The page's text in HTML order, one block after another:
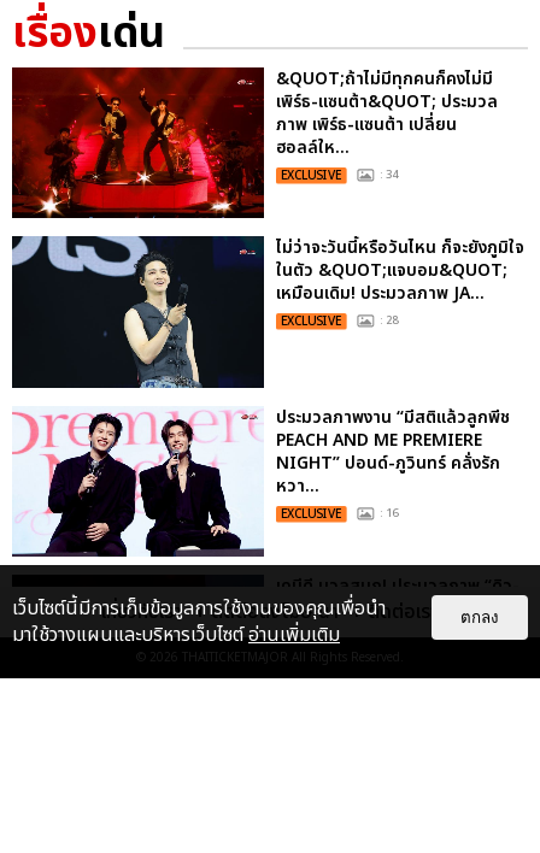
เรื่องเด่น
&QUOT;ถ้าไม่มีทุกคนก็คงไม่มี
เพิร์ธ-แซนต้า&QUOT; ประมวล
ภาพ เพิร์ธ-แซนต้า เปลี่ยน
ฮอลล์ให...
EXCLUSIVE : 34
ไม่ว่าจะวันนี้หรือวันไหน ก็จะยังภูมิใจ
ในตัว &QUOT;แจบอม&QUOT;
เหมือนเดิม! ประมวลภาพ JA...
EXCLUSIVE : 28
ประมวลภาพงาน “มีสติแล้วลูกพีช
PEACH AND ME PREMIERE
NIGHT” ปอนด์-ภูวินทร์ คลั่งรัก
หวา...
EXCLUSIVE : 16
เคมีดี มวลสนุก! ประมวลภาพ “ดิว-
ธี” เปิดตัวซีรีส์ “MR.KILL มังงะสั่ง
ตาย” ในงาน “MR.KILL...
EXCLUSIVE : 14
เกี่ยวกับเรา ติดต่อลงโฆษณา ติดต่อเรา
© 2026 THAITICKETMAJOR All Rights Reserved.
เว็บไซต์นี้มีการเก็บข้อมูลการใช้งานของคุณเพื่อนำ
มาใช้วางแผนและบริหารเว็บไซต์อ่านเพิ่มเติม
ตกลง